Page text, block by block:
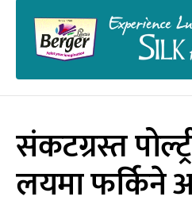
संकटग्रस्त
लयमा फर्किने